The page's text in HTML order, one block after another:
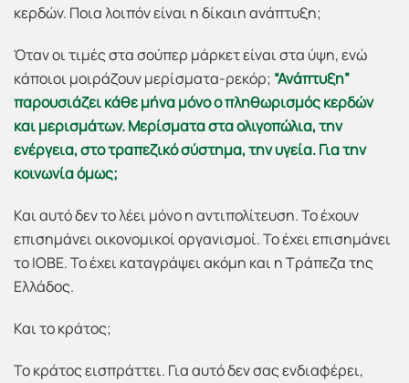
κερδών. Ποια λοιπόν είναι η δίκαιη ανάπτυξη;
Όταν οι τιμές στα σούπερ μάρκετ είναι στα ύψη, ενώ
κάποιοι μοιράζουν μερίσματα-ρεκόρ; “Ανάπτυξη”
παρουσιάζει κάθε μήνα μόνο ο πληθωρισμός κερδών
και μερισμάτων. Μερίσματα στα ολιγοπώλια, την
ενέργεια, στο τραπεζικό σύστημα, την υγεία. Για την
κοινωνία όμως;
Και αυτό δεν το λέει μόνο η αντιπολίτευση. Το έχουν
επισημάνει οικονομικοί οργανισμοί. Το έχει επισημάνει
το ΙΟΒΕ. Το έχει καταγράψει ακόμη και η Τράπεζα της
Ελλάδος.
Και το κράτος;
Το κράτος εισπράττει. Για αυτό δεν σας ενδιαφέρει,